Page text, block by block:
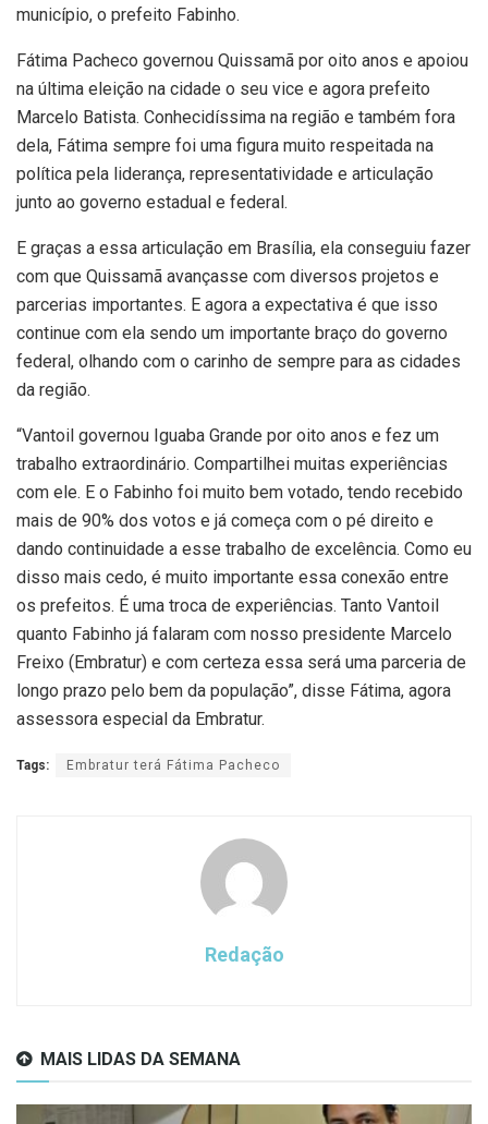
município, o prefeito Fabinho.
Fátima Pacheco governou Quissamã por oito anos e apoiou
na última eleição na cidade o seu vice e agora prefeito
Marcelo Batista. Conhecidíssima na região e também fora
dela, Fátima sempre foi uma figura muito respeitada na
política pela liderança, representatividade e articulação
junto ao governo estadual e federal.
E graças a essa articulação em Brasília, ela conseguiu fazer
com que Quissamã avançasse com diversos projetos e
parcerias importantes. E agora a expectativa é que isso
continue com ela sendo um importante braço do governo
federal, olhando com o carinho de sempre para as cidades
da região.
“Vantoil governou Iguaba Grande por oito anos e fez um
trabalho extraordinário. Compartilhei muitas experiências
com ele. E o Fabinho foi muito bem votado, tendo recebido
mais de 90% dos votos e já começa com o pé direito e
dando continuidade a esse trabalho de excelência. Como eu
disso mais cedo, é muito importante essa conexão entre
os prefeitos. É uma troca de experiências. Tanto Vantoil
quanto Fabinho já falaram com nosso presidente Marcelo
Freixo (Embratur) e com certeza essa será uma parceria de
longo prazo pelo bem da população”, disse Fátima, agora
assessora especial da Embratur.
Tags: Embratur terá Fátima Pacheco
Redação
MAIS LIDAS DA SEMANA